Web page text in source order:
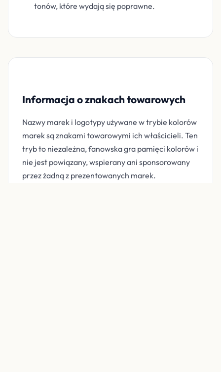
tonów, które wydają się poprawne.
Informacja o znakach towarowych
Nazwy marek i logotypy używane w trybie kolorów
marek są znakami towarowymi ich właścicieli. Ten
tryb to niezależna, fanowska gra pamięci kolorów i
nie jest powiązany, wspierany ani sponsorowany
przez żadną z prezentowanych marek.